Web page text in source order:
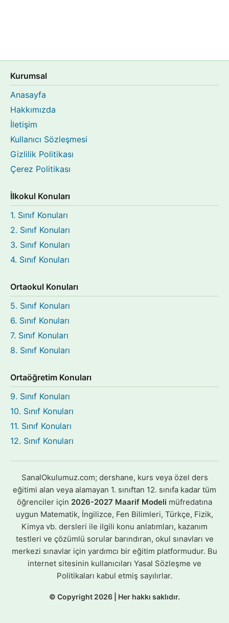
Kurumsal
Anasayfa
Hakkımızda
İletişim
Kullanıcı Sözleşmesi
Gizlilik Politikası
Çerez Politikası
İlkokul Konuları
1. Sınıf Konuları
2. Sınıf Konuları
3. Sınıf Konuları
4. Sınıf Konuları
Ortaokul Konuları
5. Sınıf Konuları
6. Sınıf Konuları
7. Sınıf Konuları
8. Sınıf Konuları
Ortaöğretim Konuları
9. Sınıf Konuları
10. Sınıf Konuları
11. Sınıf Konuları
12. Sınıf Konuları
SanalOkulumuz.com; dershane, kurs veya özel ders
eğitimi alan veya alamayan 1. sınıftan 12. sınıfa kadar tüm
öğrenciler için 2026-2027 Maarif Modeli müfredatına
uygun Matematik, İngilizce, Fen Bilimleri, Türkçe, Fizik,
Kimya vb. dersleri ile ilgili konu anlatımları, kazanım
testleri ve çözümlü sorular barındıran, okul sınavları ve
merkezi sınavlar için yardımcı bir eğitim platformudur. Bu
internet sitesinin kullanıcıları Yasal Sözleşme ve
Politikaları kabul etmiş sayılırlar.
© Copyright 2026 | Her hakkı saklıdır.